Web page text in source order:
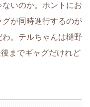
いのか。ホントにお
が同時進行するのが
。テルちゃんは樋野
までギャグだけれど